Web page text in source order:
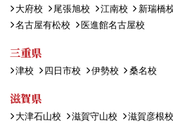
大府校
尾張旭校 江南校 新瑞橋
名古屋有松校
医進館名古屋校
三重県
津校 四日市校 伊勢校 桑名校
滋賀県
大津石山校 滋賀守山校 滋賀彦根校